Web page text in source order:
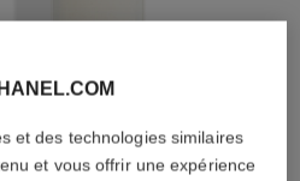
et des technologies similaires
et vous offrir une expérience